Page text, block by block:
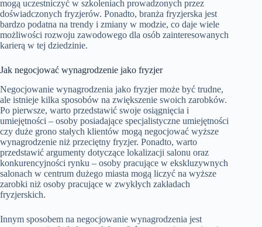
mogą uczestniczyć w szkoleniach prowadzonych przez
doświadczonych fryzjerów. Ponadto, branża fryzjerska jest
bardzo podatna na trendy i zmiany w modzie, co daje wiele
możliwości rozwoju zawodowego dla osób zainteresowanych
karierą w tej dziedzinie.
Jak negocjować wynagrodzenie jako fryzjer
Negocjowanie wynagrodzenia jako fryzjer może być trudne,
ale istnieje kilka sposobów na zwiększenie swoich zarobków.
Po pierwsze, warto przedstawić swoje osiągnięcia i
umiejętności – osoby posiadające specjalistyczne umiejętności
czy duże grono stałych klientów mogą negocjować wyższe
wynagrodzenie niż przeciętny fryzjer. Ponadto, warto
przedstawić argumenty dotyczące lokalizacji salonu oraz
konkurencyjności rynku – osoby pracujące w ekskluzywnych
salonach w centrum dużego miasta mogą liczyć na wyższe
zarobki niż osoby pracujące w zwykłych zakładach
fryzjerskich.
Innym sposobem na negocjowanie wynagrodzenia jest